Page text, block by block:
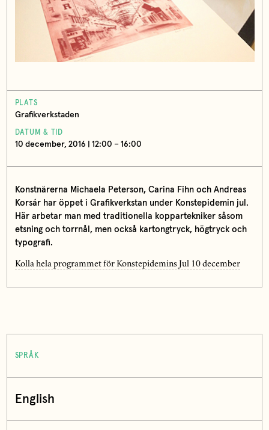
PLATS
Grafikverkstaden
DATUM & TID
10 december, 2016 | 12:00 – 16:00
Konstnärerna Michaela Peterson, Carina Fihn och Andreas
Korsár har öppet i Grafikverkstan under Konstepidemin jul.
Här arbetar man med traditionella koppartekniker såsom
etsning och torrnål, men också kartongtryck, högtryck och
typografi.
Kolla hela programmet för Konstepidemins Jul 10 december
SPRÅK
English